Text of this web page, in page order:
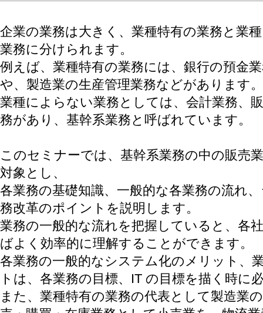
企業の業務は大きく、業種特有の業務と業
業務に分けられます。
例えば、業種特有の業務には、銀行の預金
や、製造業の生産管理業務などがあります。
業種によらない業務としては、会計業務、
務があり、基幹系業務と呼ばれています。
このセミナーでは、基幹系業務の中の販売
対象とし、
各業務の基礎知識、一般的な各業務の流れ
務改革のポイントを説明します。
業務の一般的な流れを把握していると、各
ばよく効率的に理解することができます。
各業務の一般的なシステム化のメリット、
トは、各業務の目標、IT の目標を描く時に
また、業種特有の業務の代表として製造業